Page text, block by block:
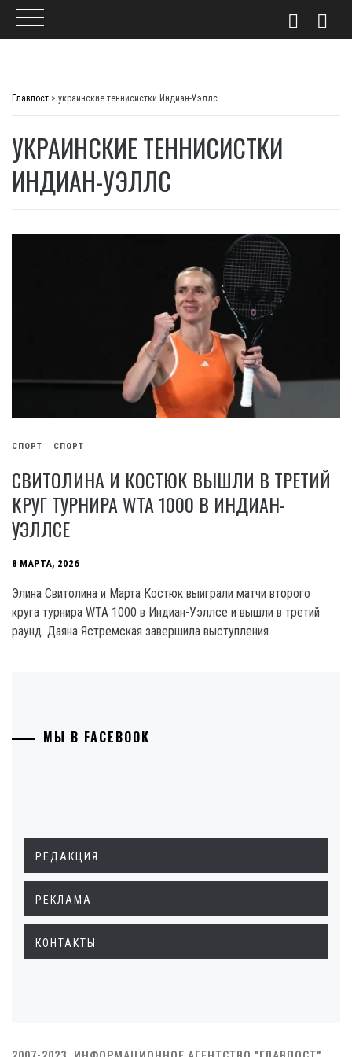
Главпост > украинские теннисистки Индиан-Уэллс
УКРАИНСКИЕ ТЕННИСИСТКИ
ИНДИАН-УЭЛЛС
СПОРТ СПОРТ
СВИТОЛИНА И КОСТЮК ВЫШЛИ В ТРЕТИЙ
КРУГ ТУРНИРА WTA 1000 В ИНДИАН-
УЭЛЛСЕ
8 МАРТА, 2026
Элина Свитолина и Марта Костюк выиграли матчи второго
круга турнира WTA 1000 в Индиан-Уэллсе и вышли в третий
раунд. Даяна Ястремская завершила выступления.
МЫ В FACEBOOK
РЕДАКЦИЯ
РЕКЛАМА
КОНТАКТЫ